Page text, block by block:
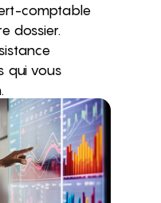
comptable
dossier.
qui vous